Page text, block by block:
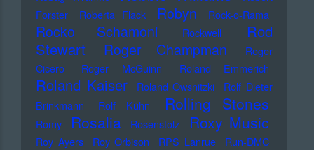
Forster
Roberta Flack Robyn Rock-o-Rama
Rocko Schamoni Rockwell
Rod
Stewart
Roger Champman
Roger
Cicero
Roger McGuinn Roland Emmerich
Roland Kaiser Roland Owsnitzki
Rolf Dieter
Brinkmann
Rolf Kühn Rolling Stones
Romy Rosalia Rosenstolz Roxy Music
Roy Ayers Roy Orbison RPS Lanrue
Run-DMC